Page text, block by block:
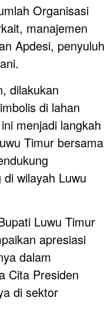
Organisasi
manajemen
Apdesi, penyuluh
dilakukan
di lahan
menjadi langkah
Timur bersama
wilayah Luwu
Luwu Timur
apresiasi
dalam
Cita Presiden
di sektor